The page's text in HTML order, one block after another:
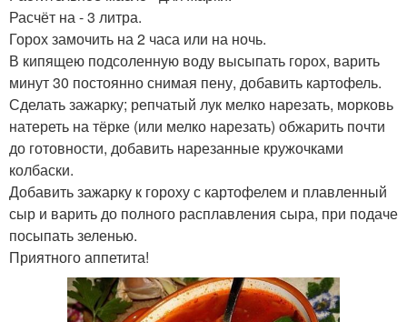
Расчёт на - 3 литра.
Горох замочить на 2 часа или на ночь.
В кипящею подсоленную воду высыпать горох, варить
минут 30 постоянно снимая пену, добавить картофель.
Сделать зажарку; репчатый лук мелко нарезать, морковь
натереть на тёрке (или мелко нарезать) обжарить почти
до готовности, добавить нарезанные кружочками
колбаски.
Добавить зажарку к гороху с картофелем и плавленный
сыр и варить до полного расплавления сыра, при подаче
посыпать зеленью.
Приятного аппетита!